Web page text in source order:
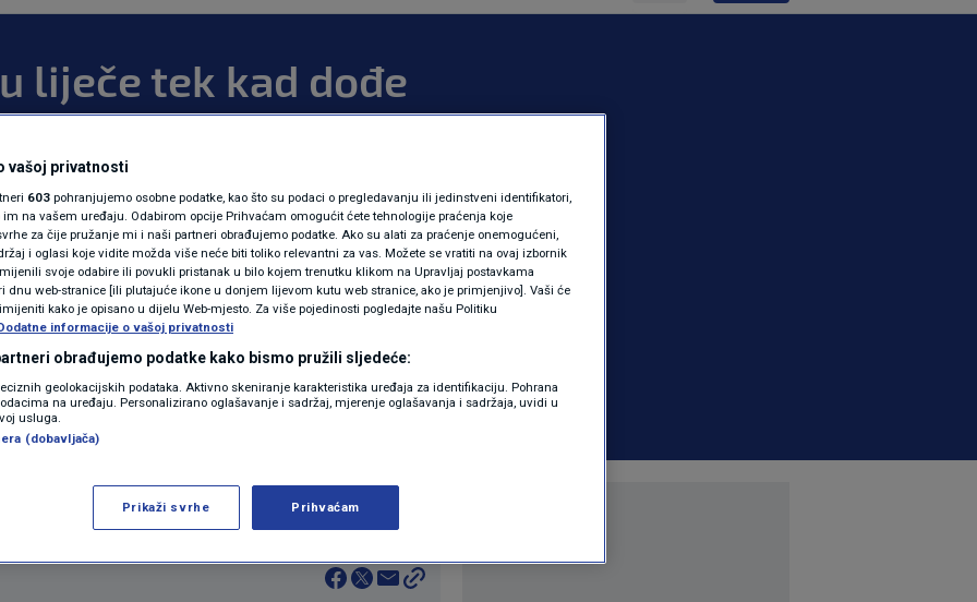
REGIJA
MAGAZIN
KOLUMNE
N1(DIS)INFO
KLIMATSKE PROMJENE
FOTO
VIDEO
liječe tek kad dođe
nužno je rano
NOVI DAN 0 komentara
Više
je povodom o zdravstvenom stanju
ravnatelja Hrvatskog zavoda za
vašoj privatnosti
603 pohranjujemo osobne podatke, kao što su podaci o pregledavanju ili jedinstveni identifikatori,
na vašem uređaju. Odabirom opcije Prihvaćam omogućit ćete tehnologije praćenja koje
za čije pružanje mi i naši partneri obrađujemo podatke. Ako su alati za praćenje onemogućeni,
i oglasi koje vidite možda više neće biti toliko relevantni za vas. Možete se vratiti na ovaj izbornik
svoje odabire ili povukli pristanak u bilo kojem trenutku klikom na Upravljaj postavkama
dnu web-stranice [ili plutajuće ikone u donjem lijevom kutu web stranice, ako je primjenjivo]. Vaši će
kako je opisano u dijelu Web-mjesto. Za više pojedinosti pogledajte našu Politiku
informacije o vašoj privatnosti
obrađujemo podatke kako bismo pružili sljedeće:
geolokacijskih podataka. Aktivno skeniranje karakteristika uređaja za identifikaciju. Pohrana
na uređaju. Personalizirano oglašavanje i sadržaj, mjerenje oglašavanja i sadržaja, uvidi u
usluga.
(dobavljača)
Prikaži svrhe Prihvaćam